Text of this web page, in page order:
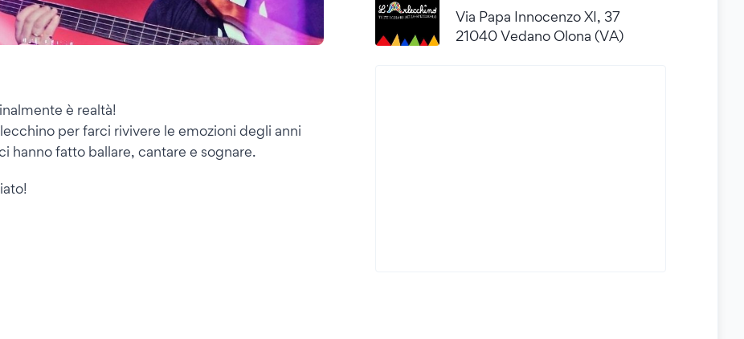
è realtà!
per farci rivivere le emozioni degli anni
hanno fatto ballare, cantare e sognare.
Via Papa Innocenzo XI, 37
21040 Vedano Olona (VA)